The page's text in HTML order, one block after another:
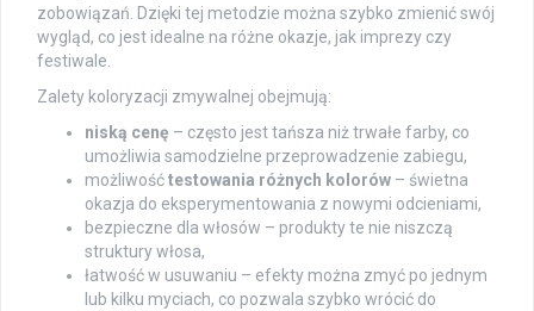
zobowiązań. Dzięki tej metodzie można szybko zmienić swój
wygląd, co jest idealne na różne okazje, jak imprezy czy
festiwale.
Zalety koloryzacji zmywalnej obejmują:
niską cenę – często jest tańsza niż trwałe farby, co
umożliwia samodzielne przeprowadzenie zabiegu,
możliwośćtestowania różnych kolorów – świetna
okazja do eksperymentowania z nowymi odcieniami,
bezpieczne dla włosów – produkty te nie niszczą
struktury włosa,
łatwość w usuwaniu – efekty można zmyć po jednym
lub kilku myciach, co pozwala szybko wrócić do